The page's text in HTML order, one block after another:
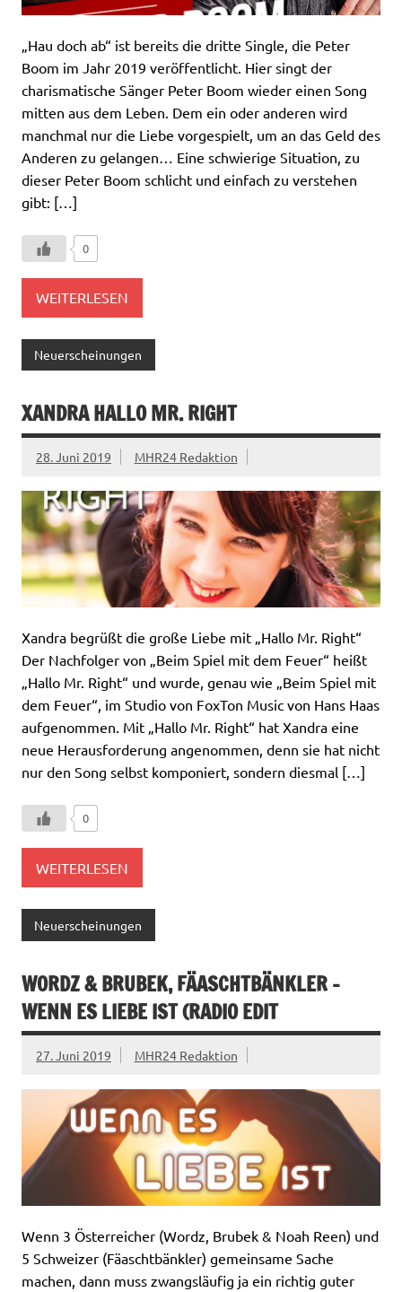
„Hau doch ab“ ist bereits die dritte Single, die Peter
Boom im Jahr 2019 veröffentlicht. Hier singt der
charismatische Sänger Peter Boom wieder einen Song
mitten aus dem Leben. Dem ein oder anderen wird
manchmal nur die Liebe vorgespielt, um an das Geld des
Anderen zu gelangen… Eine schwierige Situation, zu
dieser Peter Boom schlicht und einfach zu verstehen
gibt: […]
0
WEITERLESEN
Neuerscheinungen
XANDRA HALLO MR. RIGHT
28. Juni 2019 MHR24 Redaktion
Xandra begrüßt die große Liebe mit „Hallo Mr. Right“
Der Nachfolger von „Beim Spiel mit dem Feuer“ heißt
„Hallo Mr. Right“ und wurde, genau wie „Beim Spiel mit
dem Feuer“, im Studio von FoxTon Music von Hans Haas
aufgenommen. Mit „Hallo Mr. Right“ hat Xandra eine
neue Herausforderung angenommen, denn sie hat nicht
nur den Song selbst komponiert, sondern diesmal […]
0
WEITERLESEN
Neuerscheinungen
WORDZ & BRUBEK, FÄASCHTBÄNKLER –
WENN ES LIEBE IST (RADIO EDIT
27. Juni 2019 MHR24 Redaktion
Wenn 3 Österreicher (Wordz, Brubek & Noah Reen) und
5 Schweizer (Fäaschtbänkler) gemeinsame Sache
machen, dann muss zwangsläufig ja ein richtig guter